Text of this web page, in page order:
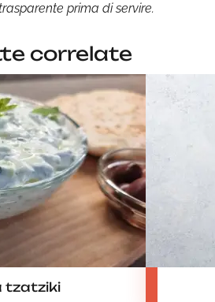
prima di servire.
correlate
tzatziki